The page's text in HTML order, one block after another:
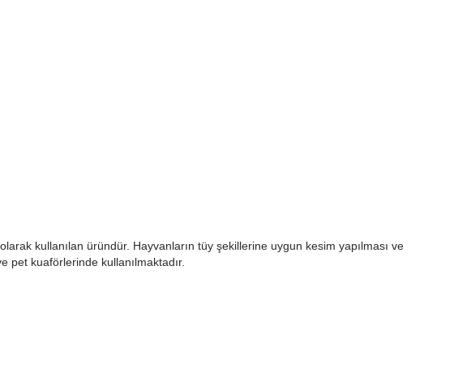
kullanılan üründür. Hayvanların tüy şekillerine uygun kesim yapılması ve
pet kuaförlerinde kullanılmaktadır.